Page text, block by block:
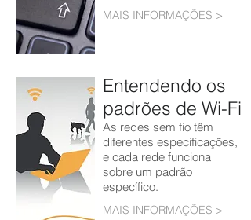
MAIS INFORMAÇÕES >
Entendendo os
padrões de Wi-Fi
As redes sem fio têm
diferentes especificações,
e cada rede funciona
sobre um padrão
específico.
MAIS INFORMAÇÕES >